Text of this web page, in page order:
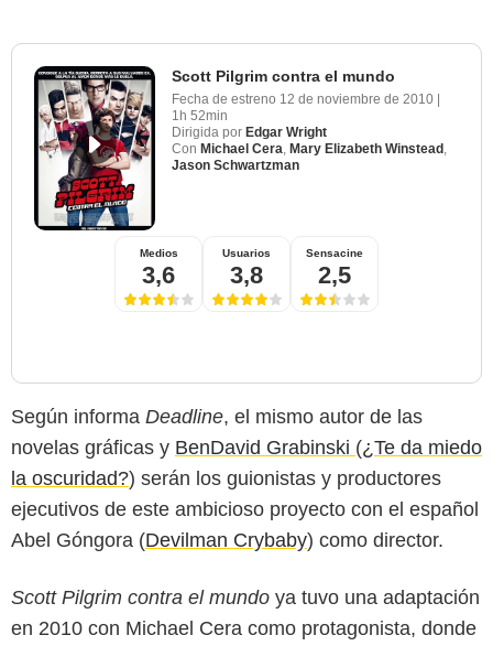
Scott Pilgrim contra el mundo
Fecha de estreno 12 de noviembre de 2010 |
1h 52min
Dirigida por Edgar Wright
Con Michael Cera Mary Elizabeth Winstead
Jason Schwartzman
Medios
3,6
Usuarios
3,8
Sensacine
2,5
Según informa Deadline, el mismo autor de las
novelas gráficas y BenDavid Grabinski (¿Te da miedo
la oscuridad?) serán los guionistas y productores
ejecutivos de este ambicioso proyecto con el español
Abel Góngora (Devilman Crybaby) como director.
Scott Pilgrim contra el mundo ya tuvo una adaptación
en 2010 con Michael Cera como protagonista, donde